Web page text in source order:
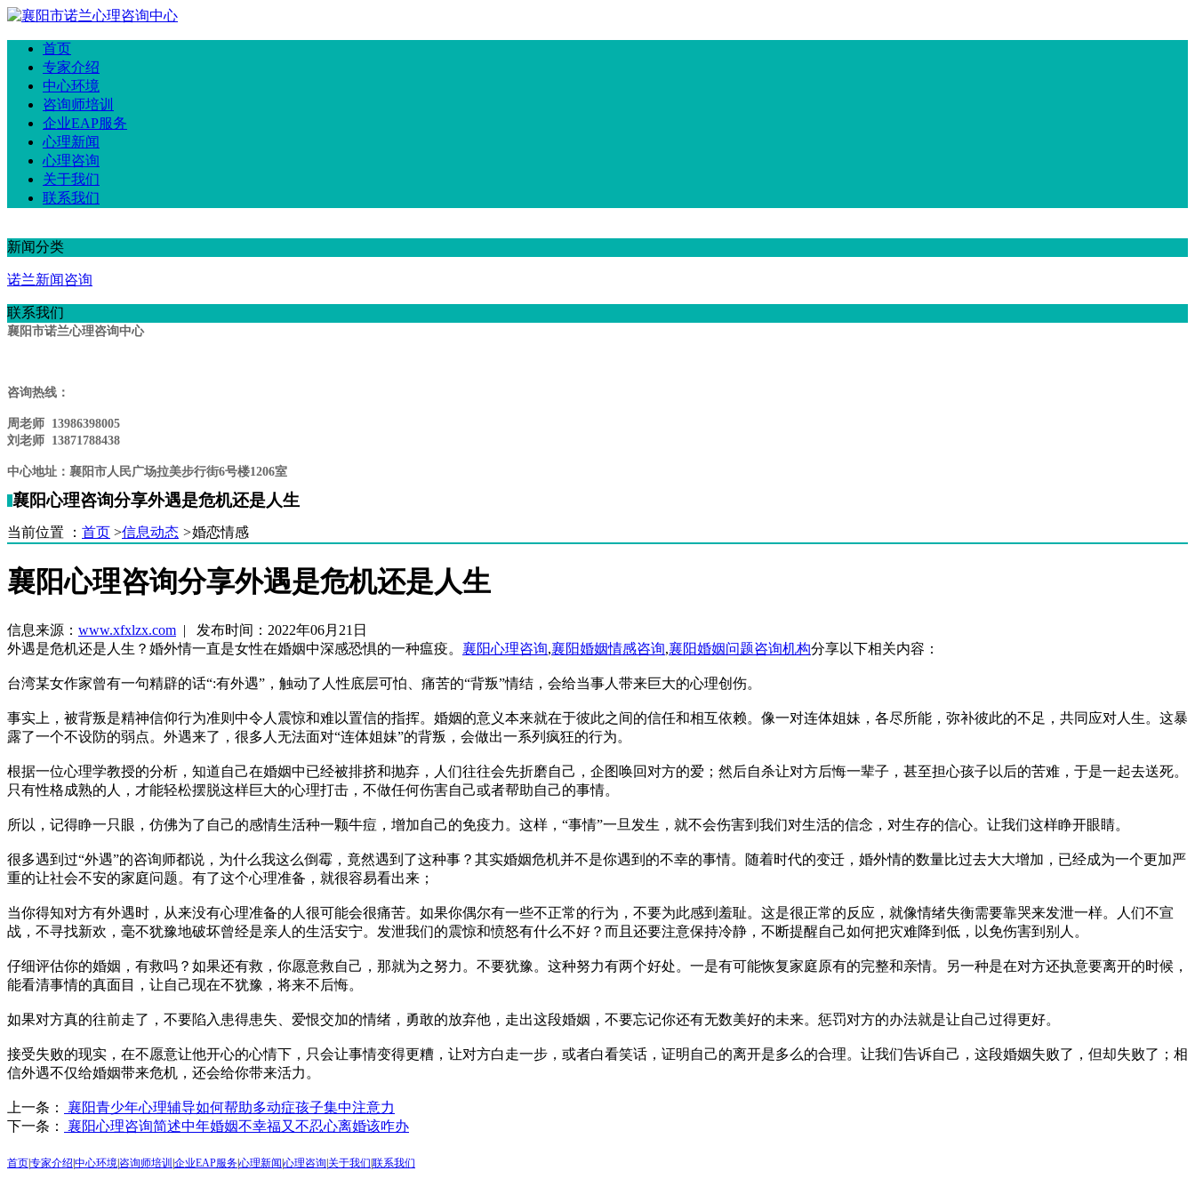
首页
专家介绍
中心环境
咨询师培训
企业EAP服务
心理新闻
心理咨询
关于我们
联系我们
新闻分类
诺兰新闻咨询
联系我们
襄阳市诺兰心理咨询中心
咨询热线：
周老师 13986398005
刘老师 13871788438
中心地址：襄阳市人民广场拉美步行街6号楼1206室
襄阳心理咨询分享外遇是危机还是人生
当前位置 ： 首页 >信息动态 >婚恋情感
襄阳心理咨询分享外遇是危机还是人生
信息来源： www.xfxlzx.com | 发布时间：2022年06月21日
外遇是危机还是人生？婚外情一直是女性在婚姻中深感恐惧的一种瘟疫。 襄阳心理咨询,襄阳婚姻情感咨询,襄阳婚姻问题咨询机构分享以下相关内容：
台湾某女作家曾有一句精辟的话“:有外遇”，触动了人性底层可怕、痛苦的“背叛”情结，会给当事人带来巨大的心理创伤。
事实上，被背叛是精神信仰行为准则中令人震惊和难以置信的指挥。婚姻的意义本来就在于彼此之间的信任和相互依赖。像一对连体姐妹，各尽所能，弥补彼此的不足，共同应对人生。这暴
露了一个不设防的弱点。外遇来了，很多人无法面对“连体姐妹”的背叛，会做出一系列疯狂的行为。
根据一位心理学教授的分析，知道自己在婚姻中已经被排挤和抛弃，人们往往会先折磨自己，企图唤回对方的爱；然后自杀让对方后悔一辈子，甚至担心孩子以后的苦难，于是一起去送死。
只有性格成熟的人，才能轻松摆脱这样巨大的心理打击，不做任何伤害自己或者帮助自己的事情。
所以，记得睁一只眼，仿佛为了自己的感情生活种一颗牛痘，增加自己的免疫力。这样，“事情”一旦发生，就不会伤害到我们对生活的信念，对生存的信心。让我们这样睁开眼睛。
很多遇到过“外遇”的咨询师都说，为什么我这么倒霉，竟然遇到了这种事？其实婚姻危机并不是你遇到的不幸的事情。随着时代的变迁，婚外情的数量比过去大大增加，已经成为一个更加严
重的让社会不安的家庭问题。有了这个心理准备，就很容易看出来；
当你得知对方有外遇时，从来没有心理准备的人很可能会很痛苦。如果你偶尔有一些不正常的行为，不要为此感到羞耻。这是很正常的反应，就像情绪失衡需要靠哭来发泄一样。人们不宣
战，不寻找新欢，毫不犹豫地破坏曾经是亲人的生活安宁。发泄我们的震惊和愤怒有什么不好？而且还要注意保持冷静，不断提醒自己如何把灾难降到低，以免伤害到别人。
仔细评估你的婚姻，有救吗？如果还有救，你愿意救自己，那就为之努力。不要犹豫。这种努力有两个好处。一是有可能恢复家庭原有的完整和亲情。另一种是在对方还执意要离开的时候，
能看清事情的真面目，让自己现在不犹豫，将来不后悔。
如果对方真的往前走了，不要陷入患得患失、爱恨交加的情绪，勇敢的放弃他，走出这段婚姻，不要忘记你还有无数美好的未来。惩罚对方的办法就是让自己过得更好。
接受失败的现实，在不愿意让他开心的心情下，只会让事情变得更糟，让对方白走一步，或者白看笑话，证明自己的离开是多么的合理。让我们告诉自己，这段婚姻失败了，但却失败了；相
信外遇不仅给婚姻带来危机，还会给你带来活力。
上一条：
襄阳青少年心理辅导如何帮助多动症孩子集中注意力
下一条：
襄阳心理咨询简述中年婚姻不幸福又不忍心离婚该咋办
首页|专家介绍|中心环境|咨询师培训 |企业EAP服务|心理新闻|心理咨询|关于我们|联系我们